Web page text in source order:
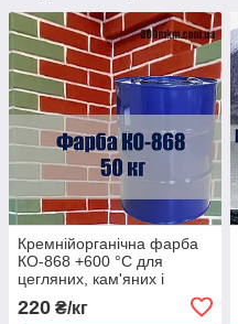
Кремнійорганічна фарба
КО-868 +600 °C для
цегляних, кам'яних і
220 ₴/кг